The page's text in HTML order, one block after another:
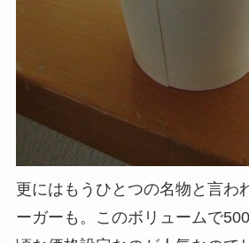
更にはもうひとつの名物と言わ
ーガーも。このボリュームで